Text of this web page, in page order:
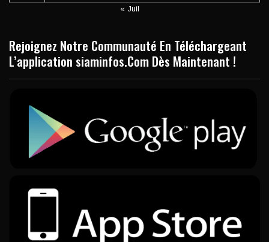
« Juil
Rejoignez Notre Communauté En Téléchargeant
L’application siaminfos.Com Dès Maintenant !